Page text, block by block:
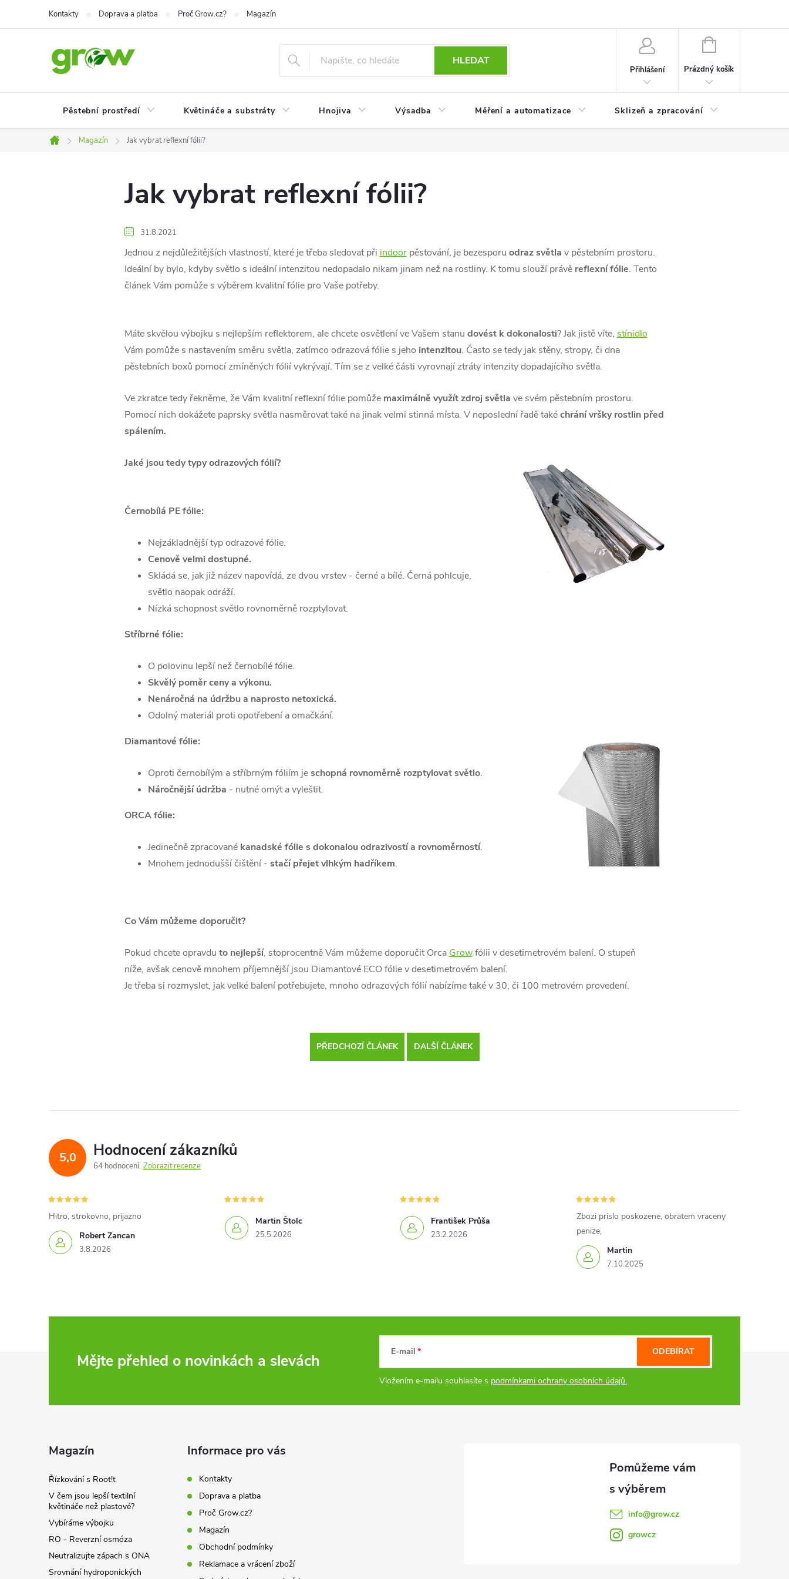
Kontakty Doprava a platba Proč Grow.cz? Magazín
HLEDAT
Přihlášení
NÁKUPNÍ
Prázdný košík
Pěstební prostředí Květináče a substráty Hnojiva Výsadba Měření a automatizace Sklizeň a zpracování
Domů
Magazín Jak vybrat reflexní fólii?
Jak vybrat reflexní fólii?
31.8.2021
Jednou z nejdůležitějších vlastností, které je třeba sledovat při indoorpěstování, je bezesporu odraz světla v pěstebním prostoru.
Ideální by bylo, kdyby světlo s ideální intenzitou nedopadalo nikam jinam než na rostliny. K tomu slouží právě reflexní fólie. Tento
článek Vám pomůže s výběrem kvalitní fólie pro Vaše potřeby.
Máte skvělou výbojku s nejlepším reflektorem, ale chcete osvětlení ve Vašem stanu dovést k dokonalosti? Jak jistě víte, stínidlo
Vám pomůže s nastavením směru světla, zatímco odrazová fólie s jeho intenzitou. Často se tedy jak stěny, stropy, či dna
pěstebních boxů pomocí zmíněných fólií vykrývají. Tím se z velké části vyrovnají ztráty intenzity dopadajícího světla.
Ve zkratce tedy řekněme, že Vám kvalitní reflexní fólie pomůže maximálně využít zdroj světla ve svém pěstebním prostoru.
Pomocí nich dokážete paprsky světla nasměrovat také na jinak velmi stinná místa. V neposlední řadě takéchrání vršky rostlin před
spálením.
Jaké jsou tedy typy odrazových fólií?
Černobílá PE fólie:
Nejzákladnější typ odrazové fólie.
Cenově velmi dostupné.
Skládá se, jak již název napovídá, ze dvou vrstev - černé a bílé. Černá pohlcuje,
světlo naopak odráží.
Nízká schopnost světlo rovnoměrně rozptylovat.
Stříbrné fólie:
O polovinu lepší než černobílé fólie.
Skvělý poměr ceny a výkonu.
Nenáročná na údržbu a naprosto netoxická.
Odolný materiál proti opotřebení a omačkání.
Diamantové fólie:
Oproti černobílým a stříbrným fóliím jeschopná rovnoměrně rozptylovat světlo.
Náročnější údržba - nutné omýt a vyleštit.
ORCA fólie:
Jedinečně zpracované kanadské fólie s dokonalou odrazivostí a rovnoměrností.
Mnohem jednodušší čištění - stačí přejet vlhkým hadříkem.
Co Vám můžeme doporučit?
Pokud chcete opravdu to nejlepší, stoprocentně Vám můžeme doporučit Orca Growfólii v desetimetrovém balení. O stupeň
níže, avšak cenově mnohem příjemnější jsou Diamantové ECO fólie v desetimetrovém balení.
Je třeba si rozmyslet, jak velké balení potřebujete, mnoho odrazových fólií nabízíme také v 30, či 100 metrovém provedení.
PŘEDCHOZÍ ČLÁNEK DALŠÍ ČLÁNEK
5,0 Hodnocení zákazníků
64 hodnocení Zobrazit recenze
Robert Zancan
3.8.2026
Hitro, strokovno, prijazno Martin Štolc
25.5.2026
František Průša
23.2.2026
Martin
7.10.2025
Zbozi prislo poskozene, obratem vraceny
penize,
Mějte přehled o novinkách a slevách E-mail
Vložením e-mailu souhlasíte s podmínkami ochrany osobních údajů.
ODEBÍRAT
Magazín
Řízkování s Root!t
V čem jsou lepší textilní
květináče než plastové?
Vybíráme výbojku
RO - Reverzní osmóza
Neutralizujte zápach s ONA
Srovnání hydroponických
Informace pro vás
Kontakty
Doprava a platba
Proč Grow.cz?
Magazín
Obchodní podmínky
Reklamace a vrácení zboží
info@grow.cz
growcz